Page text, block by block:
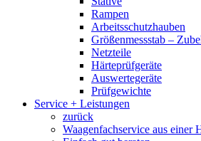
Rampen
Arbeitsschutzhauben
Größenmessstab –
Netzteile
Härteprüfgeräte
Auswertegeräte
Prüfgewichte
Service + Leistungen
zurück
Waagenfachservice aus einer